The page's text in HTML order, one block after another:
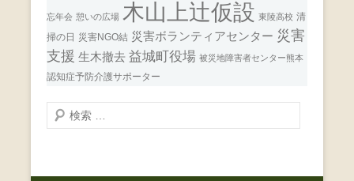
忘年会 憩いの広場 木山上辻仮設 東陵高校 清
掃の日 災害NGO結 災害ボランティアセンター 災害
支援 生木撤去 益城町役場 被災地障害者センター熊本
認知症予防介護サポーター
検
索